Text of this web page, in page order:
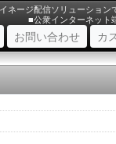
ネージ配信ソリューショ
■公衆インターネット
お問い合わせ カ